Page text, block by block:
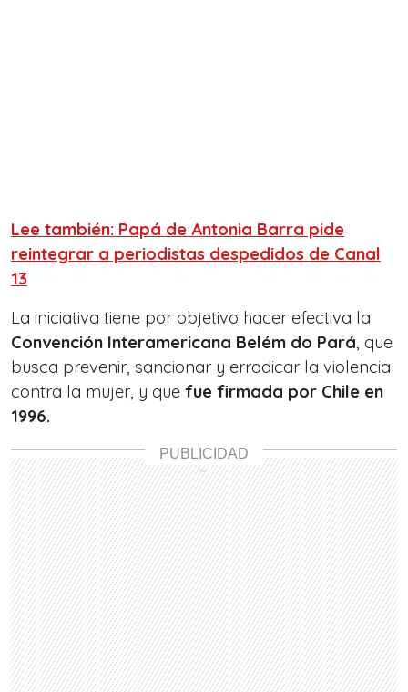
Lee también: Papá de Antonia Barra pide
reintegrar a periodistas despedidos de Canal
13
La iniciativa tiene por objetivo hacer efectiva la
Convención Interamericana Belém do Pará , que
busca prevenir, sancionar y erradicar la violencia
contra la mujer, y que fue firmada por Chile en
1996.